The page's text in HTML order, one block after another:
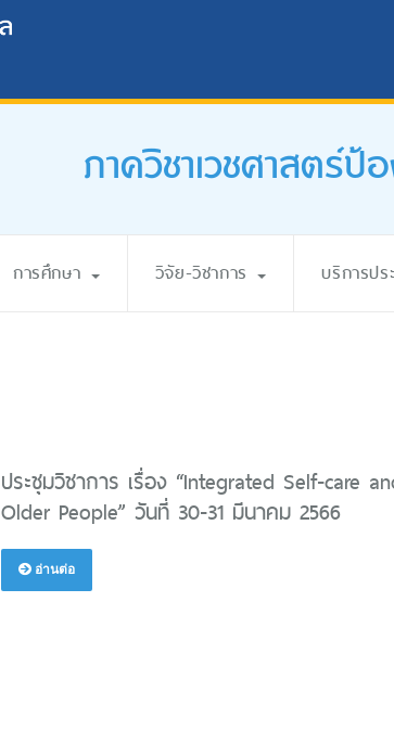
ภาควิชาเวชศาสตร์ป้
การศึกษา วิจัย-วิชาการ บริการปร
ประชุมวิชาการ เรื่อง “Integrated Self-care
Older People” วันที่ 30-31 มีนาคม 2566
อ่านต่อ